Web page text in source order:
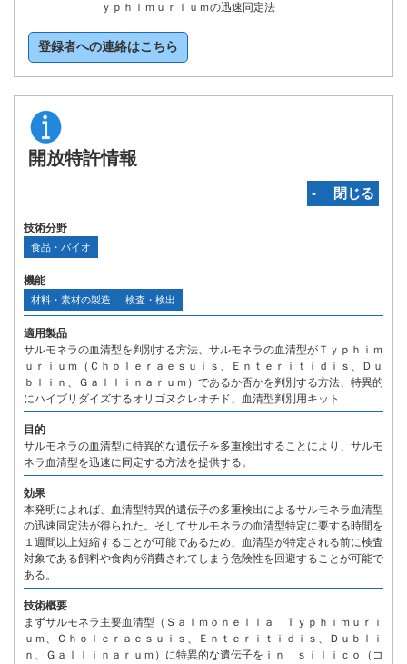
ｙｐｈｉｍｕｒｉｕｍの迅速同定法
登録者への連絡はこちら
開放特許情報
‐ 閉じる
技術分野
食品・バイオ
機能
材料・素材の製造 検査・検出
適用製品
サルモネラの血清型を判別する方法、サルモネラの血清型がＴｙｐｈｉｍ
ｕｒｉｕｍ（Ｃｈｏｌｅｒａｅｓｕｉｓ、Ｅｎｔｅｒｉｔｉｄｉｓ、Ｄｕ
ｂｌｉｎ、Ｇａｌｌｉｎａｒｕｍ）であるか否かを判別する方法、特異的
にハイブリダイズするオリゴヌクレオチド、血清型判別用キット
目的
サルモネラの血清型に特異的な遺伝子を多重検出することにより、サルモ
ネラ血清型を迅速に同定する方法を提供する。
効果
本発明によれば、血清型特異的遺伝子の多重検出によるサルモネラ血清型
の迅速同定法が得られた。そしてサルモネラの血清型特定に要する時間を
１週間以上短縮することが可能であるため、血清型が特定される前に検査
対象である飼料や食肉が消費されてしまう危険性を回避することが可能で
ある。
技術概要
まずサルモネラ主要血清型（Ｓａｌｍｏｎｅｌｌａ Ｔｙｐｈｉｍｕｒｉ
ｕｍ、Ｃｈｏｌｅｒａｅｓｕｉｓ、Ｅｎｔｅｒｉｔｉｄｉｓ、Ｄｕｂｌｉ
ｎ、Ｇａｌｌｉｎａｒｕｍ）に特異的な遺伝子をｉｎ ｓｉｌｉｃｏ（コ